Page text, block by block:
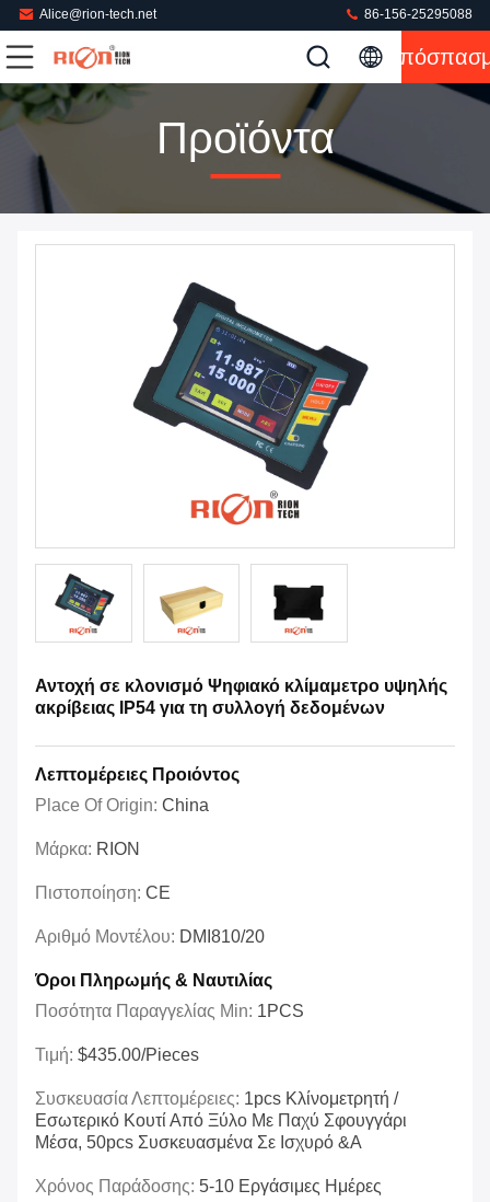
Alice@rion-tech.net 86-156-25295088
Προϊόντα
Αντοχή σε κλονισμό Ψηφιακό κλίμαμετρο υψηλής
ακρίβειας IP54 για τη συλλογή δεδομένων
Λεπτομέρειες Προιόντος
Place Of Origin: China
Μάρκα: RION
Πιστοποίηση: CE
Αριθμό Μοντέλου: DMI810/20
Όροι Πληρωμής & Ναυτιλίας
Ποσότητα Παραγγελίας Min: 1PCS
Τιμή: $435.00/Pieces
Συσκευασία Λεπτομέρειες: 1pcs Κλίνομετρητή /
Εσωτερικό Κουτί Από Ξύλο Με Παχύ Σφουγγάρι
Μέσα, 50pcs Συσκευασμένα Σε Ισχυρό &a
Χρόνος Παράδοσης: 5-10 Εργάσιμες Ημέρες